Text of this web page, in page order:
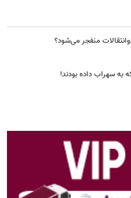
منفجر می‌شود؟
به سهراب داده بودند!